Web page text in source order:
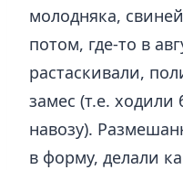
молодняка,
потом, где-то в
растаскивали,
замес (т.е.
навозу).
в форму, делали